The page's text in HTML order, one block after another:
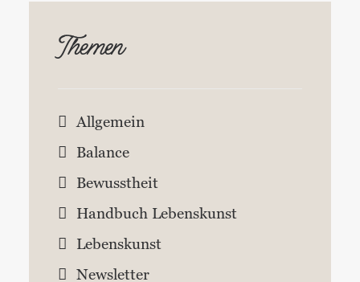
Themen
Allgemein
Balance
Bewusstheit
Handbuch Lebenskunst
Lebenskunst
Newsletter